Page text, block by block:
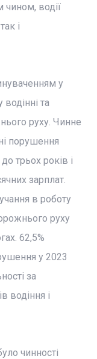
чином, водії
і
у
та
руху. Чинне
порушення
трьох років і
зарплат.
в роботу
руху
62,5%
у 2023
за
водіння і
чинності